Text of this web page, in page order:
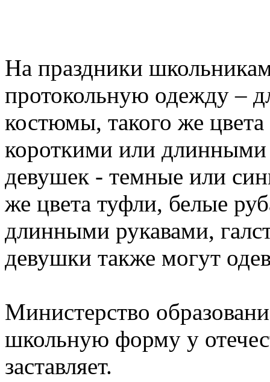
На праздники
протокольную одежду –
костюмы, такого же
короткими или длинными
девушек - темные или
же цвета туфли, белые
длинными рукавами,
девушки также могут
Министерство
школьную форму у
заставляет.